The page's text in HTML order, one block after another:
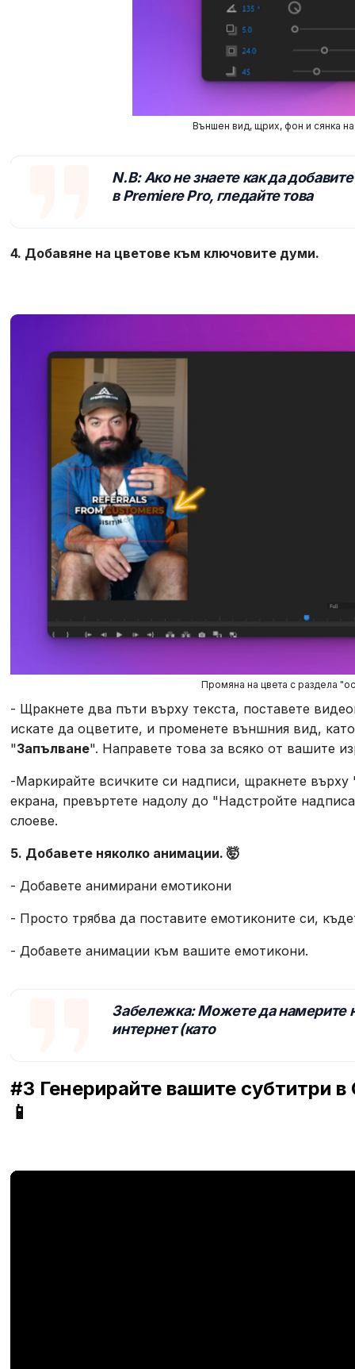
Външен вид, щрих, фон и сянка
N.B: Ако не знаете как да
в Premiere Pro, гледайте това
4. Добавяне на цветове към ключовите думи.
Промяна на цвета с раздела
- Щракнете два пъти върху текста, поставете
искате да оцветите, и променете външния вид,
"Запълване". Направете това за всяко от вашите
-Маркирайте всичките си надписи, щракнете върху
екрана, превъртете надолу до "Надстройте
слоеве.
5. Добавете няколко анимации. 🤯
- Добавете анимирани емотикони
- Просто трябва да поставите емотиконите си,
- Добавете анимации към вашите емотикони.
Забележка: Можете да намерите
интернет (като
#3 Генерирайте вашите субтитри
📱